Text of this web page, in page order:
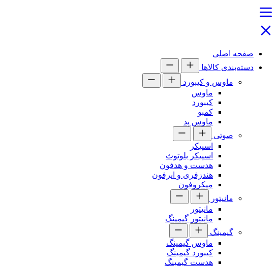
صفحه اصلی
دسته‌بندی کالاها
ماوس و کیبورد
ماوس
کیبورد
کمبو
ماوس پد
صوتی
اسپیکر
اسپیکر بلوتوث
هدست و هدفون
هندزفری و ایرفون
میکروفون
مانیتور
مانیتور
مانیتور گیمینگ
گیمینگ
ماوس گیمینگ
کیبورد گیمینگ
هدست گیمینگ